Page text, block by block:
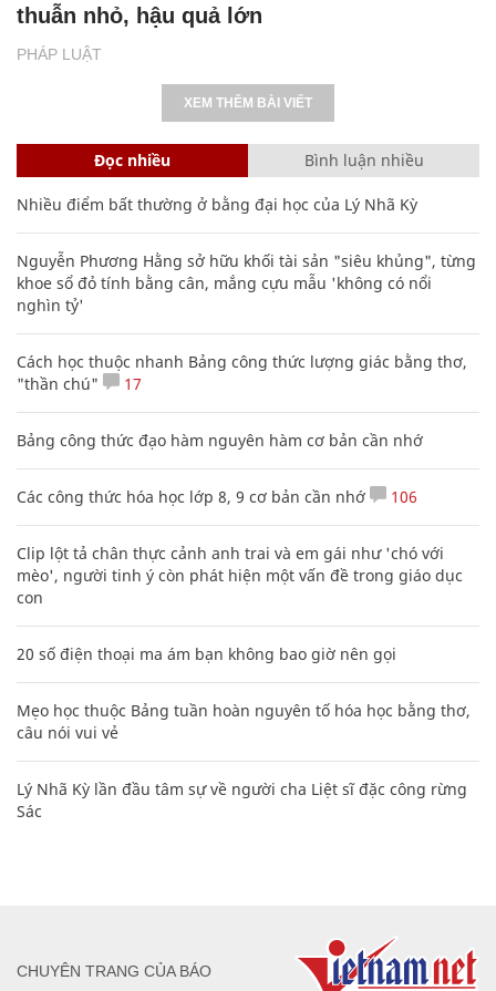
PHÁP LUẬT
thuẫn nhỏ, hậu quả lớn
XEM THÊM BÀI VIẾT
Đọc nhiều Bình luận nhiều
Nhiều điểm bất thường ở bằng đại học của Lý Nhã Kỳ
Nguyễn Phương Hằng sở hữu khối tài sản "siêu khủng", từng
khoe sổ đỏ tính bằng cân, mắng cựu mẫu 'không có nổi
nghìn tỷ'
Cách học thuộc nhanh Bảng công thức lượng giác bằng thơ,
"thần chú"
17
Bảng công thức đạo hàm nguyên hàm cơ bản cần nhớ
Các công thức hóa học lớp 8, 9 cơ bản cần nhớ 106
Clip lột tả chân thực cảnh anh trai và em gái như 'chó với
mèo', người tinh ý còn phát hiện một vấn đề trong giáo dục
con
20 số điện thoại ma ám bạn không bao giờ nên gọi
Mẹo học thuộc Bảng tuần hoàn nguyên tố hóa học bằng thơ,
câu nói vui vẻ
Lý Nhã Kỳ lần đầu tâm sự về người cha Liệt sĩ đặc công rừng
Sác
CHUYÊN TRANG CỦA BÁO